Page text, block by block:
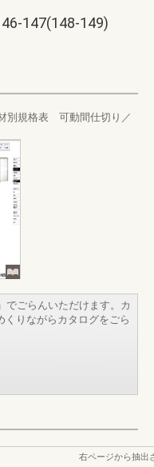
147(148-149)
別規格表 可動間仕切り／
でごらんいただけます。カ
くりながらカタログをごら
右ページから抽出